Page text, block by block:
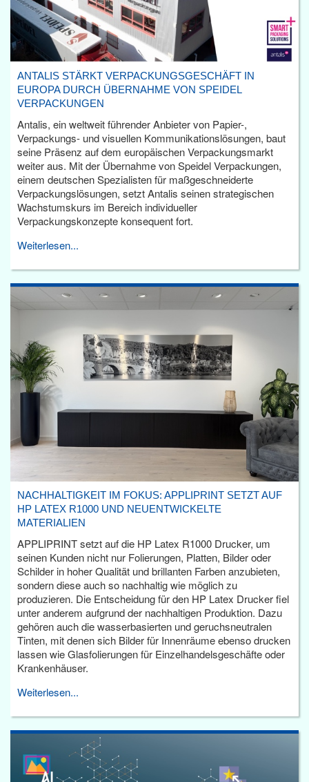
ANTALIS STÄRKT VERPACKUNGSGESCHÄFT IN
EUROPA DURCH ÜBERNAHME VON SPEIDEL
VERPACKUNGEN
Antalis, ein weltweit führender Anbieter von Papier-,
Verpackungs- und visuellen Kommunikationslösungen, baut
seine Präsenz auf dem europäischen Verpackungsmarkt
weiter aus. Mit der Übernahme von Speidel Verpackungen,
einem deutschen Spezialisten für maßgeschneiderte
Verpackungslösungen, setzt Antalis seinen strategischen
Wachstumskurs im Bereich individueller
Verpackungskonzepte konsequent fort.
Weiterlesen...
NACHHALTIGKEIT IM FOKUS: APPLIPRINT SETZT AUF
HP LATEX R1000 UND NEUENTWICKELTE
MATERIALIEN
APPLIPRINT setzt auf die HP Latex R1000 Drucker, um
seinen Kunden nicht nur Folierungen, Platten, Bilder oder
Schilder in hoher Qualität und brillanten Farben anzubieten,
sondern diese auch so nachhaltig wie möglich zu
produzieren. Die Entscheidung für den HP Latex Drucker fiel
unter anderem aufgrund der nachhaltigen Produktion. Dazu
gehören auch die wasserbasierten und geruchsneutralen
Tinten, mit denen sich Bilder für Innenräume ebenso drucken
lassen wie Glasfolierungen für Einzelhandelsgeschäfte oder
Krankenhäuser.
Weiterlesen...